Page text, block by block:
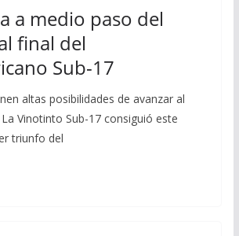
a medio paso del
final del
Sub-17
altas posibilidades de avanzar al
Vinotinto Sub-17 consiguió este
triunfo del